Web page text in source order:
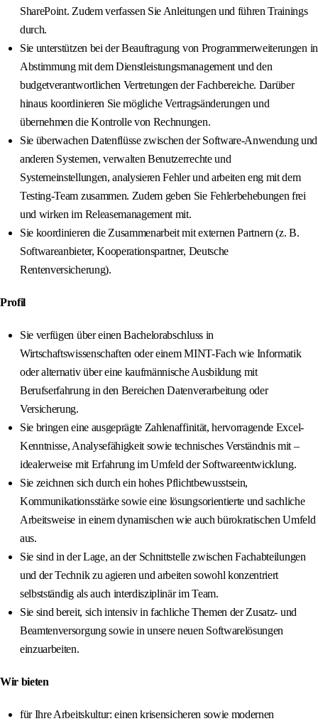
SharePoint. Zudem verfassen Sie Anleitungen und führen Trainings
durch.
Sie unterstützen bei der Beauftragung von Programmerweiterungen in
Abstimmung mit dem Dienstleistungsmanagement und den
budgetverantwortlichen Vertretungen der Fachbereiche. Darüber
hinaus koordinieren Sie mögliche Vertragsänderungen und
übernehmen die Kontrolle von Rechnungen.
Sie überwachen Datenflüsse zwischen der Software-Anwendung und
anderen Systemen, verwalten Benutzerrechte und
Systemeinstellungen, analysieren Fehler und arbeiten eng mit dem
Testing-Team zusammen. Zudem geben Sie Fehlerbehebungen frei
und wirken im Releasemanagement mit.
Sie koordinieren die Zusammenarbeit mit externen Partnern (z. B.
Softwareanbieter, Kooperationspartner, Deutsche
Rentenversicherung).
Profil
Sie verfügen über einen Bachelorabschluss in
Wirtschaftswissenschaften oder einem MINT-Fach wie Informatik
oder alternativ über eine kaufmännische Ausbildung mit
Berufserfahrung in den Bereichen Datenverarbeitung oder
Versicherung.
Sie bringen eine ausgeprägte Zahlenaffinität, hervorragende Excel-
Kenntnisse, Analysefähigkeit sowie technisches Verständnis mit –
idealerweise mit Erfahrung im Umfeld der Softwareentwicklung.
Sie zeichnen sich durch ein hohes Pflichtbewusstsein,
Kommunikationsstärke sowie eine lösungsorientierte und sachliche
Arbeitsweise in einem dynamischen wie auch bürokratischen Umfeld
aus.
Sie sind in der Lage, an der Schnittstelle zwischen Fachabteilungen
und der Technik zu agieren und arbeiten sowohl konzentriert
selbstständig als auch interdisziplinär im Team.
Sie sind bereit, sich intensiv in fachliche Themen der Zusatz- und
Beamtenversorgung sowie in unsere neuen Softwarelösungen
einzuarbeiten.
Wir bieten
für Ihre Arbeitskultur: einen krisensicheren sowie modernen